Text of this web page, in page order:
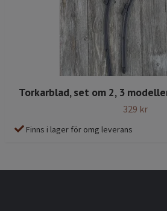
Torkarblad, set om 2, 3
329 kr
Finns i lager för omg leverans